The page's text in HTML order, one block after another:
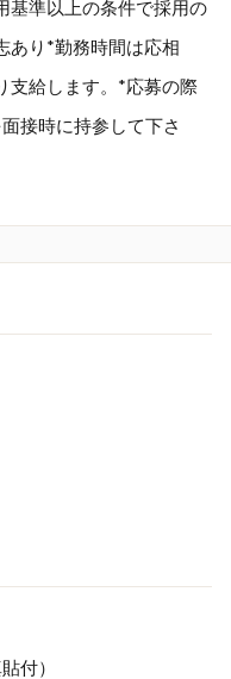
基準以上の条件で採用の
あり*勤務時間は応相
支給します。*応募の際
接時に持参して下さ
付）